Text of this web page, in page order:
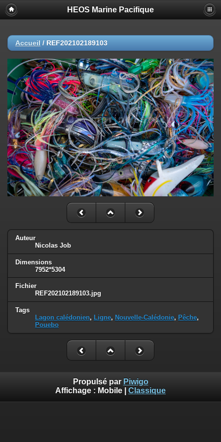
HEOS Marine Pacifique
Accueil / REF202102189103
Auteur
Nicolas Job
Dimensions
7952*5304
Fichier
REF202102189103.jpg
Tags
Lagon calédonien, Ligne, Nouvelle-Calédonie, Pêche,
Pouebo
Propulsé par Piwigo
Affichage : Mobile Classique